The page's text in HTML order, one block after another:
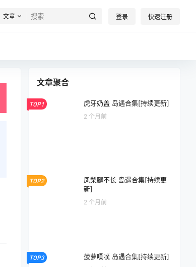
文章 登录 快速注册
文章聚合
TOP1 虎牙奶盖 岛遇合集[持续更新]
2 个月前
TOP2
凤梨腿不长 岛遇合集[持续更
新]
2 个月前
TOP3 菠萝噗噗 岛遇合集[持续更新]